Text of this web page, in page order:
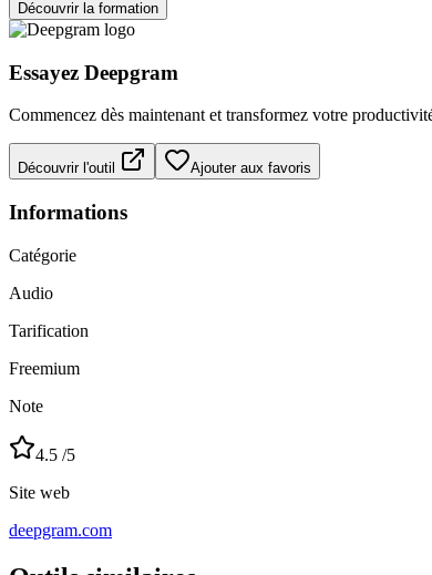
Découvrir la formation
Essayez Deepgram
Commencez dès maintenant et transformez votre
Découvrir l'outil Ajouter aux favoris
Informations
Catégorie
Audio
Tarification
Freemium
Note
4.5 /5
Site web
deepgram.com